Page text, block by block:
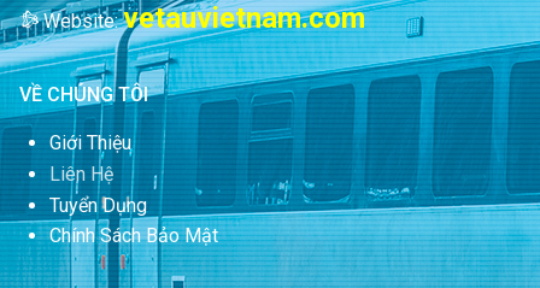
Website:vetauvietnam.com
VỀ CHÚNG TÔI
Giới Thiệu
Liên Hệ
Tuyển Dụng
Chính Sách Bảo Mật